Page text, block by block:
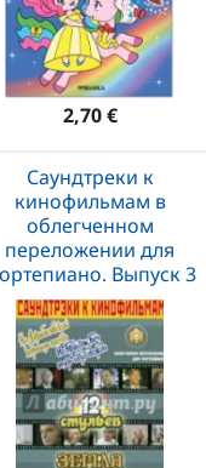
2,70 €
Саундтреки к
кинофильмам в
облегченном
переложении для
Выпуск 3